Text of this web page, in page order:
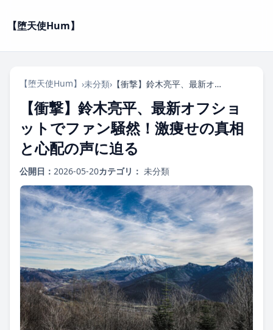
【堕天使Hum】
【堕天使Hum】 ›未分類› 【衝撃】鈴木亮平、最新オフショットでファン騒然！激痩せの真相と心配の声に迫る
【衝撃】鈴木亮平、最新オフショ
ットでファン騒然！激痩せの真相
と心配の声に迫る
公開日： 2026-05-20カテゴリ： 未分類